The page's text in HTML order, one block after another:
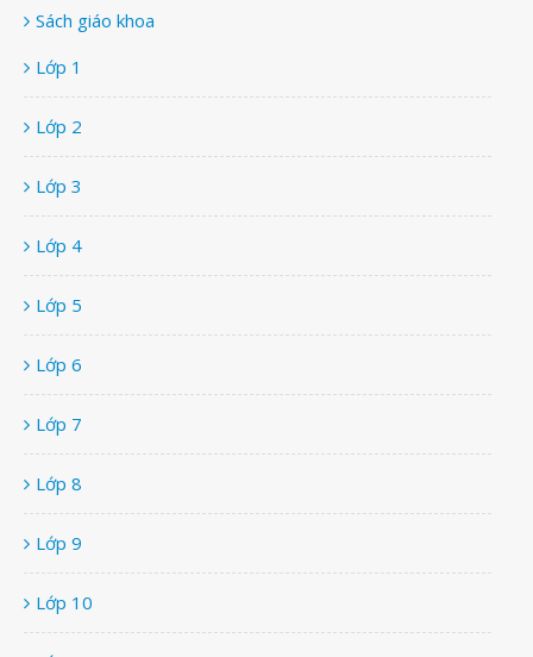
Sách giáo khoa
Lớp 1
Lớp 2
Lớp 3
Lớp 4
Lớp 5
Lớp 6
Lớp 7
Lớp 8
Lớp 9
Lớp 10